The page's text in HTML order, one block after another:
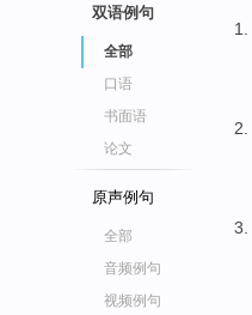
双语例句
全部
口语
书面语
论文
原声例句
全部
音频例句
视频例句